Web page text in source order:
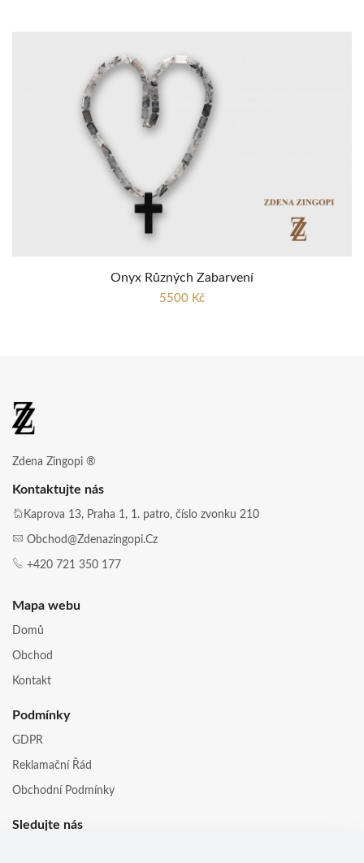
Onyx Různých Zabarvení
5500 Kč
Zdena Zingopi ®
Kontaktujte nás
Kaprova 13, Praha 1, 1. patro, číslo zvonku 210
Obchod@zdenazingopi.cz
+420 721 350 177
Mapa webu
Domů
Obchod
Kontakt
Podmínky
GDPR
Reklamační Řád
Obchodní Podmínky
Sledujte nás